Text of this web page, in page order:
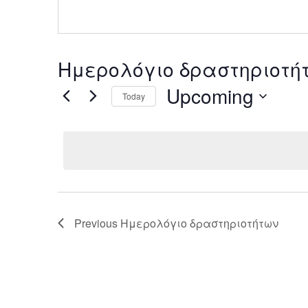
Ημερολόγιο
Today Upcoming
Previous Ημερολόγιο δραστηριοτήτων